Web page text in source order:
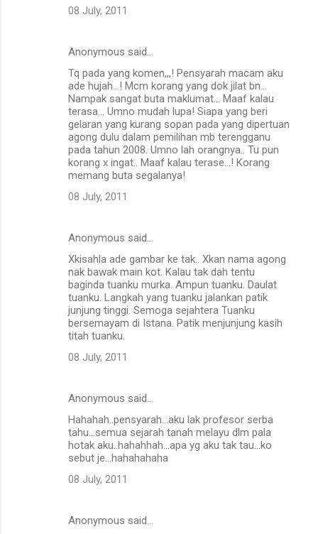
08 July, 2011
Anonymous said…
Tq pada yang komen,,,! Pensyarah macam aku
ade hujah...! Mcm korang yang dok jilat bn...
Nampak sangat buta maklumat... Maaf kalau
terasa... Umno mudah lupa! Siapa yang beri
gelaran yang kurang sopan pada yang dipertuan
agong dulu dalam pemilihan mb terengganu
pada tahun 2008. Umno lah orangnya.. Tu pun
korang x ingat.. Maaf kalau terase...! Korang
memang buta segalanya!
08 July, 2011
Anonymous said…
Xkisahla ade gambar ke tak.. Xkan nama agong
nak bawak main kot. Kalau tak dah tentu
baginda tuanku murka. Ampun tuanku. Daulat
tuanku. Langkah yang tuanku jalankan patik
junjung tinggi. Semoga sejahtera Tuanku
bersemayam di Istana. Patik menjunjung kasih
titah tuanku.
08 July, 2011
Anonymous said…
Hahahah..pensyarah...aku lak profesor serba
tahu...semua sejarah tanah melayu dlm pala
hotak aku..hahahhah...apa yg aku tak tau...ko
sebut je...hahahahaha
08 July, 2011
Anonymous said…